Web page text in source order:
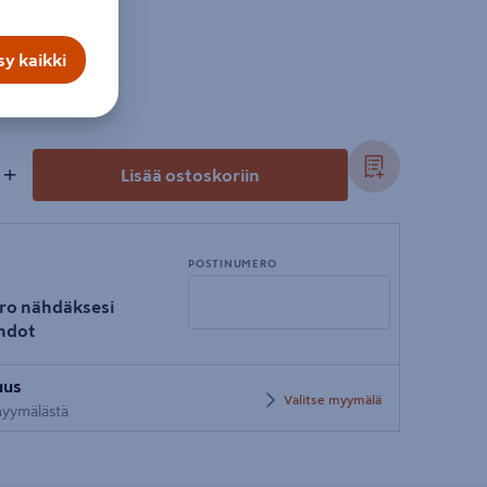
+ Lisää ostoskoriin
nähdäksesi
POSTINUMERO
postinumero
Valitse myymälä
kaikki